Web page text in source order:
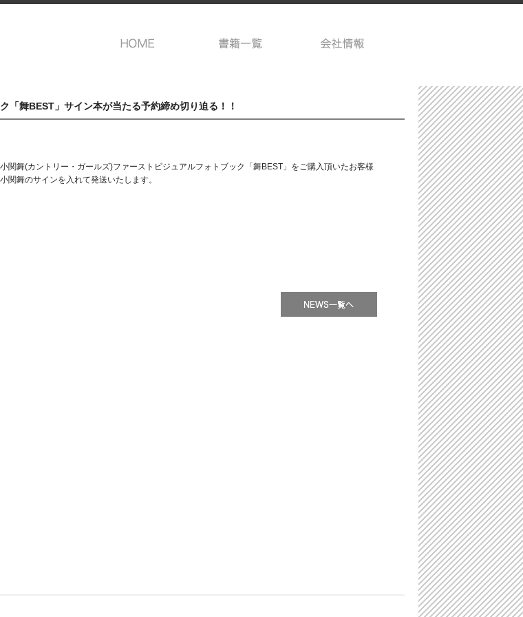
「舞BEST」サイン本が当たる予約締め切り迫る！！
舞(カントリー・ガールズ)ファーストビジュアルフォトブック「舞BEST」をご購入頂いたお客様
関舞のサインを入れて発送いたします。